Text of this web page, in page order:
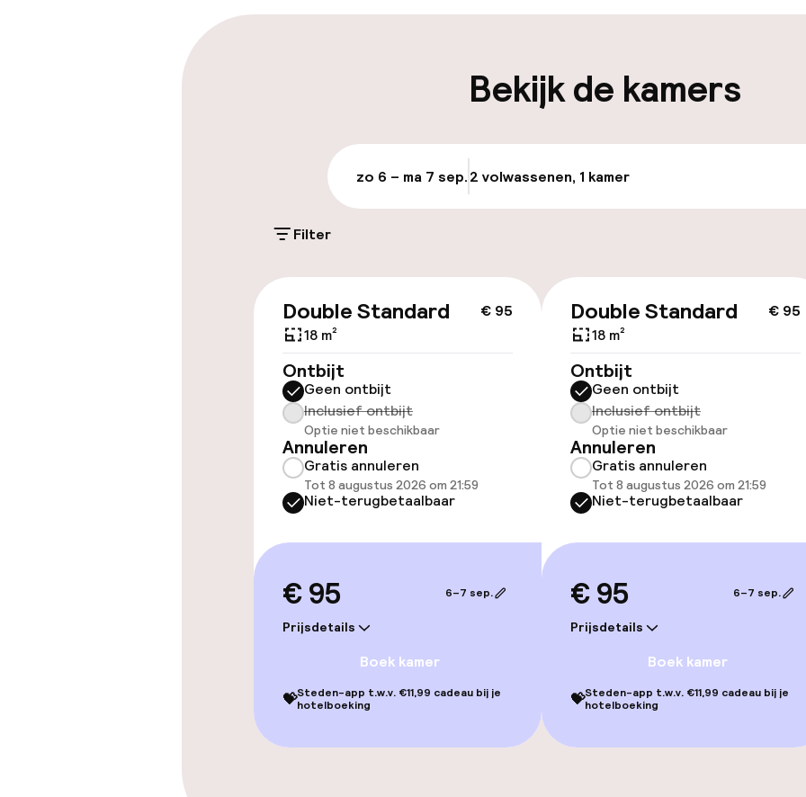
Toegankelijkheid
Lift
Entertainment
Eet- en drinkgelegenheden
Bar
Beleid
Overal rookvrij
Bekijk de kamers
zo 6 – ma 7 sep.2 volwassenen, 1 kamer
Filter
€ 95
Double Standard
18 m²
Ontbijt
Geen ontbijt
Inclusief ontbijt
Optie niet beschikbaar
Annuleren
Gratis annuleren
Tot 8 augustus 2026 om 21:59
Niet-terugbetaalbaar
€ 95
Prijsdetails
6–7 sep.
Boek kamer
💝Steden-app t.w.v. €11,99 cadeau bij je
hotelboeking
€ 95
Double Standard
18 m²
Ontbijt
Geen ontbijt
Inclusief ontbijt
Optie niet beschikbaar
Annuleren
Gratis annuleren
Tot 8 augustus 2026 om 21:59
Niet-terugbetaalbaar
€ 95
Prijsdetails
6–7 sep.
Boek kamer
💝Steden-app t.w.v. €11,99 cadeau bij je
hotelboeking